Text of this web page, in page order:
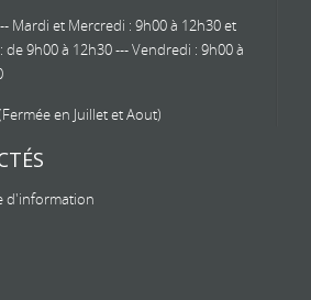
Mardi et Mercredi : 9h00 à 12h30 et
de 9h00 à 12h30 --- Vendredi : 9h00 à
en Juillet et Aout)
d'information